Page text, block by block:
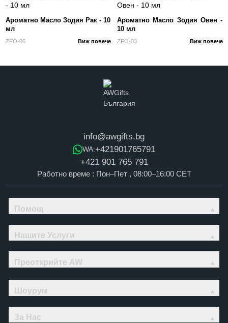
Ароматно Масло Зодия Рак - 10
мл
ZFO-06 Виж повече
Ароматно Масло Зодия Овен -
10 мл
ZFO-03 Виж повече
info@awgifts.bg
WA:+421901765791
+421 901 765 791
Работно време : Пон–Пет , 08:00–16:00 CET
Помощ
Нашите Услуги
Преоткрийте AW
Шоурум
За Нас